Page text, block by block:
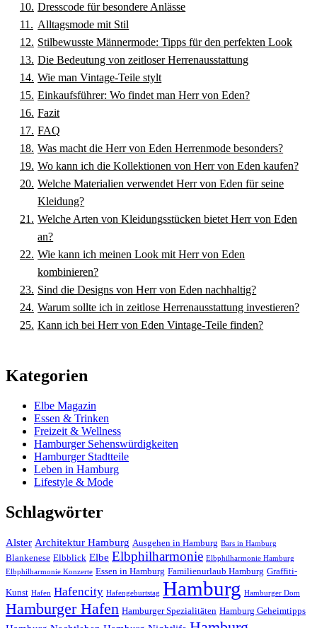
Dresscode für besondere Anlässe
Alltagsmode mit Stil
Stilbewusste Männermode: Tipps für den perfekten Look
Die Bedeutung von zeitloser Herrenausstattung
Wie man Vintage-Teile stylt
Einkaufsführer: Wo findet man Herr von Eden?
Fazit
FAQ
Was macht die Herr von Eden Herrenmode besonders?
Wo kann ich die Kollektionen von Herr von Eden kaufen?
Welche Materialien verwendet Herr von Eden für seine
Kleidung?
Welche Arten von Kleidungsstücken bietet Herr von Eden
an?
Wie kann ich meinen Look mit Herr von Eden
kombinieren?
Sind die Designs von Herr von Eden nachhaltig?
Warum sollte ich in zeitlose Herrenausstattung investieren?
Kann ich bei Herr von Eden Vintage-Teile finden?
Kategorien
Elbe Magazin
Essen & Trinken
Freizeit & Wellness
Hamburger Sehenswürdigkeiten
Hamburger Stadtteile
Leben in Hamburg
Lifestyle & Mode
Schlagwörter
Alster Architektur Hamburg Ausgehen in Hamburg Bars in Hamburg
Blankenese Elbblick Elbe Elbphilharmonie Elbphilharmonie Hamburg
Elbphilharmonie Konzerte Essen in Hamburg Familienurlaub Hamburg Graffiti-
Kunst Hafen Hafencity Hafengeburtstag Hamburg Hamburger Dom
Hamburger Hafen Hamburger Spezialitäten Hamburg Geheimtipps